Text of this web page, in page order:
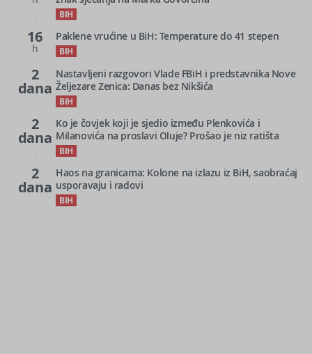
BIH
16
h
Paklene vrućine u BiH: Temperature do 41 stepen
BIH
2
dana
Nastavljeni razgovori Vlade FBiH i predstavnika Nove
Željezare Zenica: Danas bez Nikšića
BIH
2
dana
Ko je čovjek koji je sjedio između Plenkovića i
Milanovića na proslavi Oluje? Prošao je niz ratišta
BIH
2
dana
Haos na granicama: Kolone na izlazu iz BiH, saobraćaj
usporavaju i radovi
BIH